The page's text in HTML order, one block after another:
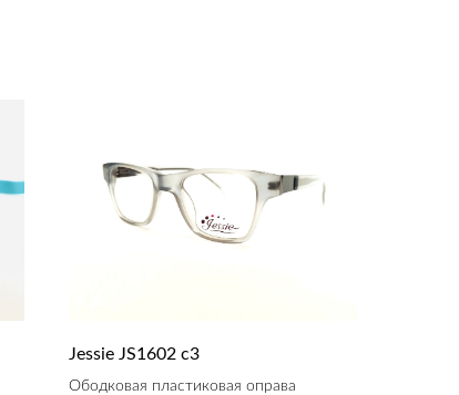
Jessie JS1602 c3
Ободковая пластиковая оправа